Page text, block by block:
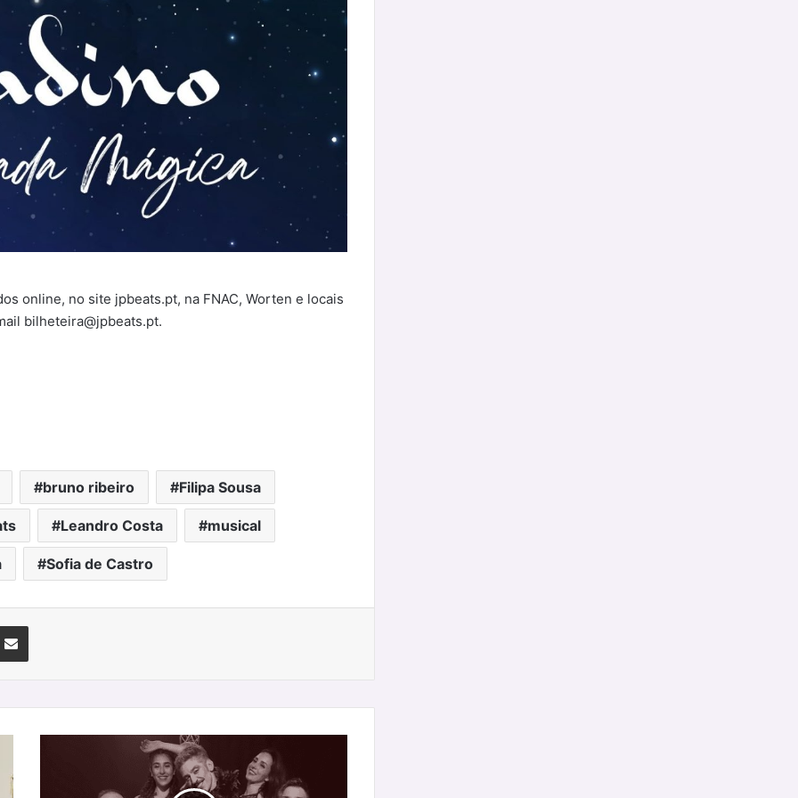
online, no site jpbeats.pt, na FNAC, Worten e locais
bilheteira@jpbeats.pt.
bruno ribeiro Filipa Sousa
Leandro Costa musical
Sofia de Castro
Partilhar Via Email